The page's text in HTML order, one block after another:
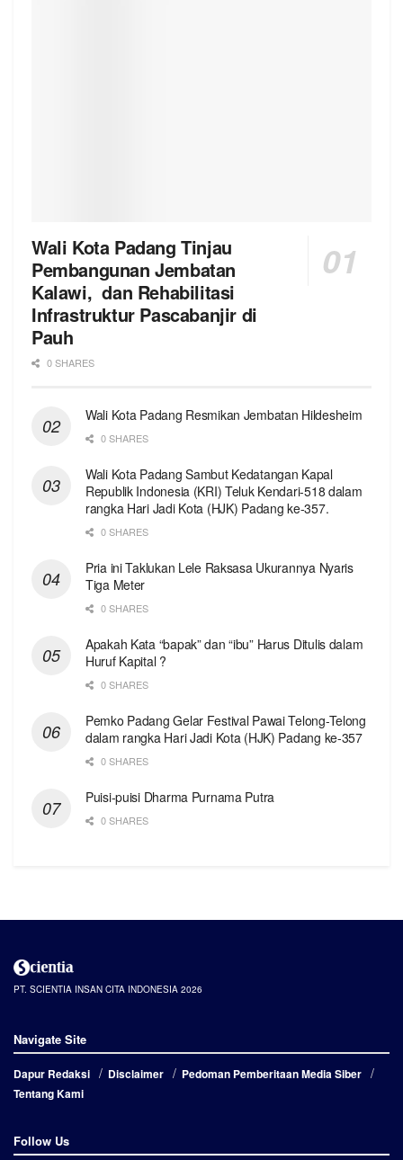
Wali Kota Padang Tinjau
Pembangunan Jembatan
Kalawi, dan Rehabilitasi
Infrastruktur Pascabanjir di
Pauh
0 SHARES
Wali Kota Padang Resmikan Jembatan Hildesheim
0 SHARES
Wali Kota Padang Sambut Kedatangan Kapal
Republik Indonesia (KRI) Teluk Kendari-518 dalam
rangka Hari Jadi Kota (HJK) Padang ke-357.
0 SHARES
Pria ini Taklukan Lele Raksasa Ukurannya Nyaris
Tiga Meter
0 SHARES
Apakah Kata “bapak” dan “ibu” Harus Ditulis dalam
Huruf Kapital ?
0 SHARES
Pemko Padang Gelar Festival Pawai Telong-Telong
dalam rangka Hari Jadi Kota (HJK) Padang ke-357
0 SHARES
Puisi-puisi Dharma Purnama Putra
0 SHARES
PT. SCIENTIA INSAN CITA INDONESIA 2026
Navigate Site
Dapur Redaksi Disclaimer
Pedoman Pemberitaan Media Siber
Tentang Kami
Follow Us